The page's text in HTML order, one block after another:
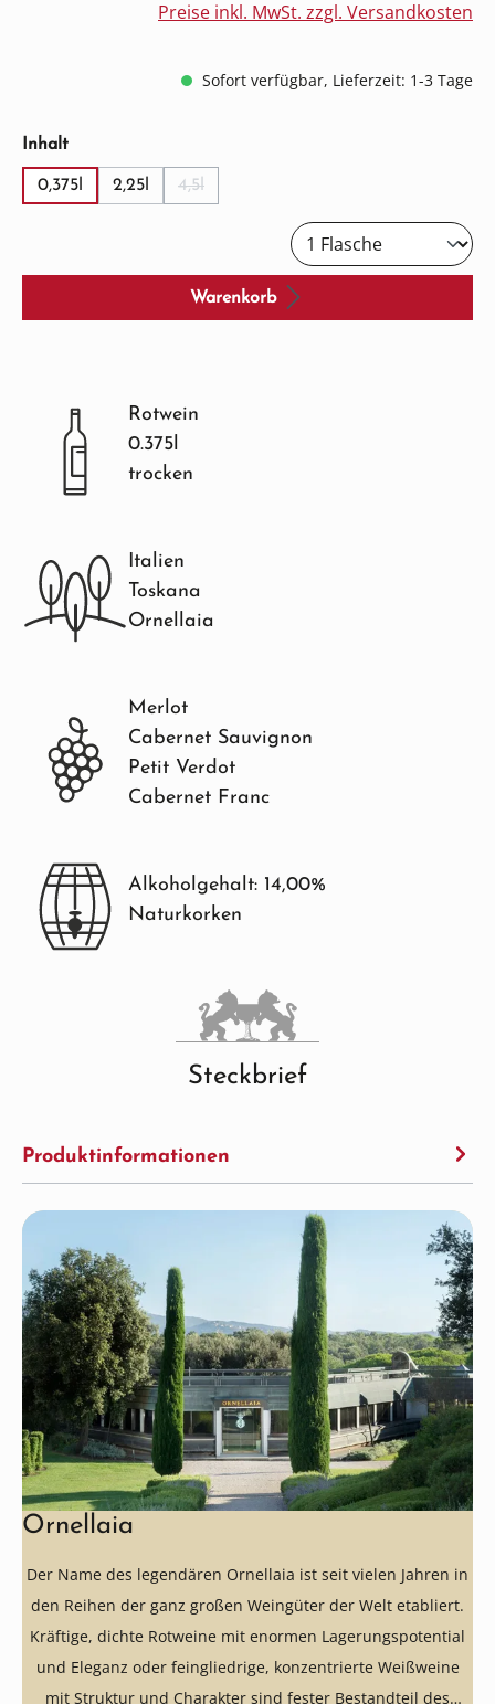
Preise inkl. MwSt. zzgl. Versandkosten
Sofort verfügbar, Lieferzeit: 1-3 Tage
Inhaltauswählen
0,375l 2,25l 4,5l
Warenkorb
Rotwein
0.375l
trocken
Italien
Toskana
Ornellaia
Merlot
Cabernet Sauvignon
Petit Verdot
Cabernet Franc
Alkoholgehalt: 14,00%
Naturkorken
Steckbrief
Produktinformationen
Ornellaia
Der Name des legendären Ornellaia ist seit vielen Jahren in
den Reihen der ganz großen Weingüter der Welt etabliert.
Kräftige, dichte Rotweine mit enormen Lagerungspotential
und Eleganz oder feingliedrige, konzentrierte Weißweine
mit Struktur und Charakter sind fester Bestandteil des